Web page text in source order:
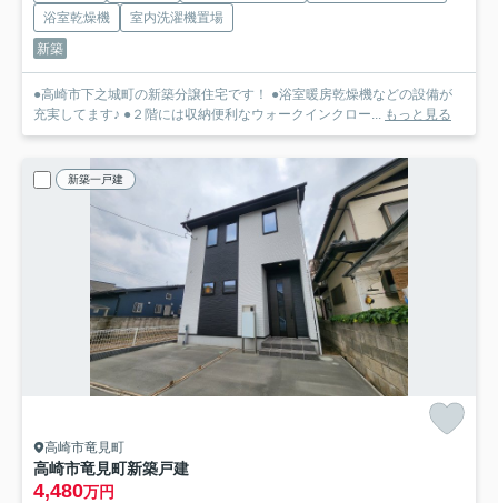
浴室乾燥機
室内洗濯機置場
新築
●高崎市下之城町の新築分譲住宅です！ ●浴室暖房乾燥機などの設備が
充実してます♪ ●２階には収納便利なウォークインクロー... もっと見る
新築一戸建
高崎市竜見町
高崎市竜見町新築戸建
4,480万円